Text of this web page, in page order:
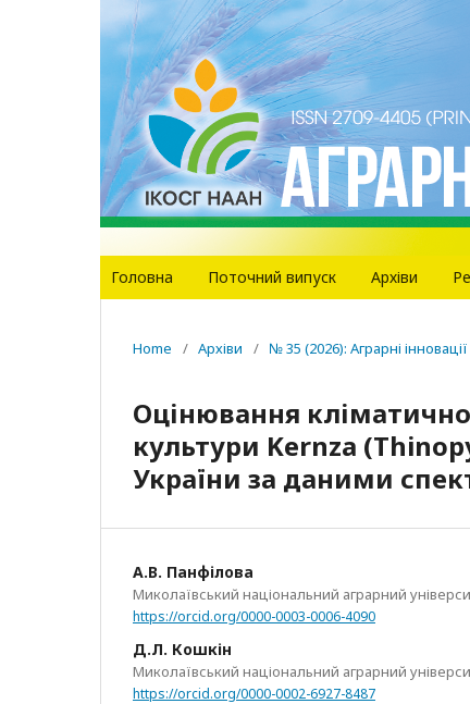
Головна Поточний випуск Архіви
Home / Архіви / № 35 (2026): Аграрні інновації
Оцінювання
культури Kernza
України за даними
А.В. Панфілова
Миколаївський національний аграрний
https://orcid.org/0000-0003-0006-4090
Д.Л. Кошкін
Миколаївський національний аграрний
https://orcid.org/0000-0002-6927-8487